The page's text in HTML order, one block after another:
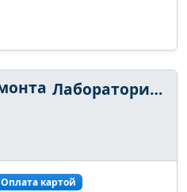
Лаборатория Ремонта
Оплата картой